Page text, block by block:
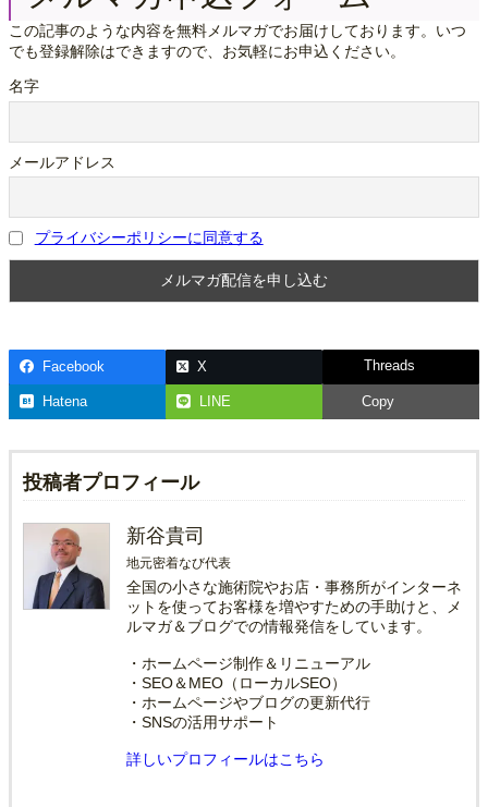
この記事のような内容を無料メルマガでお届けしております。いつ
でも登録解除はできますので、お気軽にお申込ください。
名字
メールアドレス
プライバシーポリシーに同意する
Facebook X Threads
Hatena LINE Copy
投稿者プロフィール
新谷貴司
地元密着なび代表
全国の小さな施術院やお店・事務所がインターネ
ットを使ってお客様を増やすための手助けと、メ
ルマガ＆ブログでの情報発信をしています。
・ホームページ制作＆リニューアル
・SEO＆MEO（ローカルSEO）
・ホームページやブログの更新代行
・SNSの活用サポート
詳しいプロフィールはこちら